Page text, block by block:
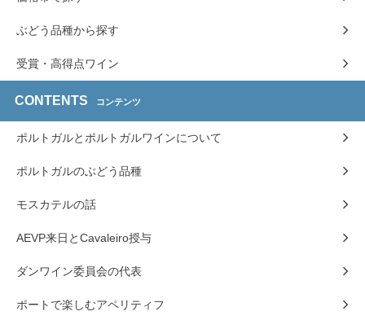
ぶどう品種から探す
受賞・高得点ワイン
CONTENTS コンテンツ
ポルトガルとポルトガルワインについて
ポルトガルのぶどう品種
モスカテルの話
AEVP来日とCavaleiro授与
ダンワイン委員会の代表
ポートで楽しむアペリティフ